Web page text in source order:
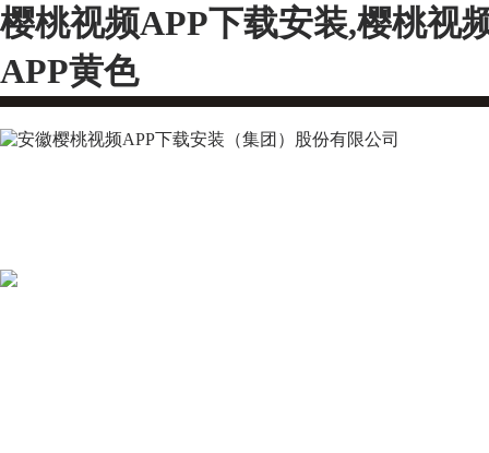
樱桃视频APP下载安装,樱桃视
APP黄色